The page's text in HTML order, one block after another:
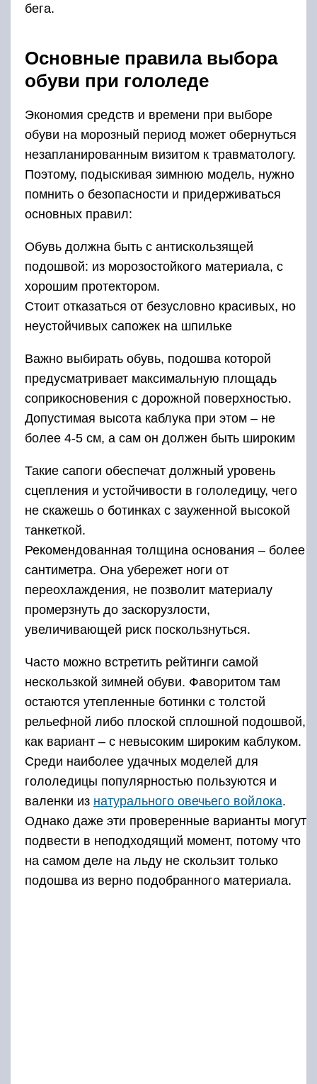
бега.
Основные правила выбора
обуви при гололеде
Экономия средств и времени при выборе
обуви на морозный период может обернуться
незапланированным визитом к травматологу.
Поэтому, подыскивая зимнюю модель, нужно
помнить о безопасности и придерживаться
основных правил:
Обувь должна быть с антискользящей
подошвой: из морозостойкого материала, с
хорошим протектором.
Стоит отказаться от безусловно красивых, но
неустойчивых сапожек на шпильке
Важно выбирать обувь, подошва которой
предусматривает максимальную площадь
соприкосновения с дорожной поверхностью.
Допустимая высота каблука при этом – не
более 4-5 см, а сам он должен быть широким
Такие сапоги обеспечат должный уровень
сцепления и устойчивости в гололедицу, чего
не скажешь о ботинках с зауженной высокой
танкеткой.
Рекомендованная толщина основания – более
сантиметра. Она убережет ноги от
переохлаждения, не позволит материалу
промерзнуть до заскорузлости,
увеличивающей риск поскользнуться.
Часто можно встретить рейтинги самой
нескользкой зимней обуви. Фаворитом там
остаются утепленные ботинки с толстой
рельефной либо плоской сплошной подошвой,
как вариант – с невысоким широким каблуком.
Среди наиболее удачных моделей для
гололедицы популярностью пользуются и
валенки из натурального овечьего войлока.
Однако даже эти проверенные варианты могут
подвести в неподходящий момент, потому что
на самом деле на льду не скользит только
подошва из верно подобранного материала.